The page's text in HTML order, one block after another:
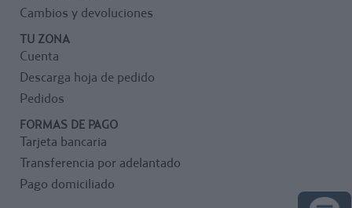
Cambios y devoluciones
TU ZONA
Cuenta
Descarga hoja de pedido
Pedidos
FORMAS DE PAGO
Tarjeta bancaria
Transferencia por adelantado
Pago domiciliado